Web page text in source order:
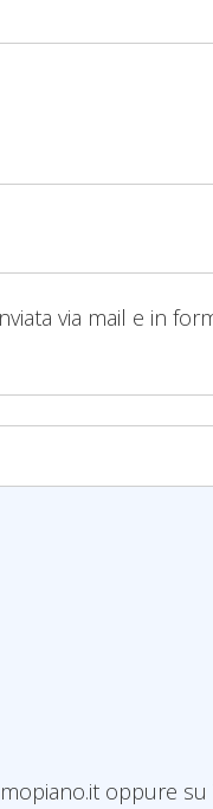
via mail e in
oppure su